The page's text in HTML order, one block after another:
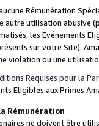
Rémunération
autre utilisation abusive
les Evénements
sur votre Site).
violation ou une
Requises pour la
Eligibles aux Primes
Rémunération
ne doivent être